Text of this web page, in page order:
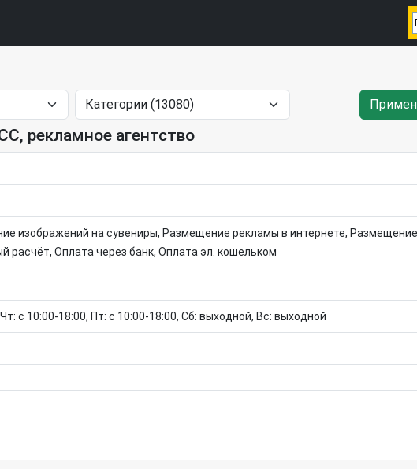
рекламное агентство
изображений на сувениры, Размещение рекламы в интернете,
расчёт, Оплата через банк, Оплата эл. кошельком
c 10:00-18:00, Пт: c 10:00-18:00, Сб: выходной, Вс: выходной